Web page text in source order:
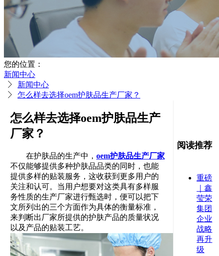
您的位置：
新闻中心
新闻中心
怎么样去选择oem护肤品生产厂家？
阅读推荐
重磅
｜鑫
莹荣
集团
企业
战略
再升
级
怎么样去选择oem护肤品生产
厂家？
在护肤品的生产中， oem护肤品生产厂家
不仅能够提供多种护肤品品类的同时，也能
提供多样的贴装服务，这收获到更多用户的
关注和认可。当用户想要对这类具有多样服
务性质的生产厂家进行甄选时，便可以把下
文所列出的三个方面作为具体的衡量标准，
来判断出厂家所提供的护肤产品的质量状况
以及产品的贴装工艺。